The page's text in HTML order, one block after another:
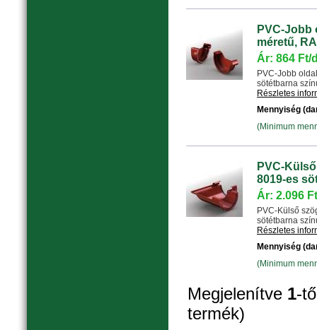
PVC-Jobb
méretű,
Ár: 864 Ft/
PVC-Jobb
sötétbarna
Részletes
Mennyiség
(Minimum
PVC-
8019-es
Ár: 2.096
PVC-Külső
sötétbarna
Részletes
Mennyiség
(Minimum
Megjelenítve 1-
termék)